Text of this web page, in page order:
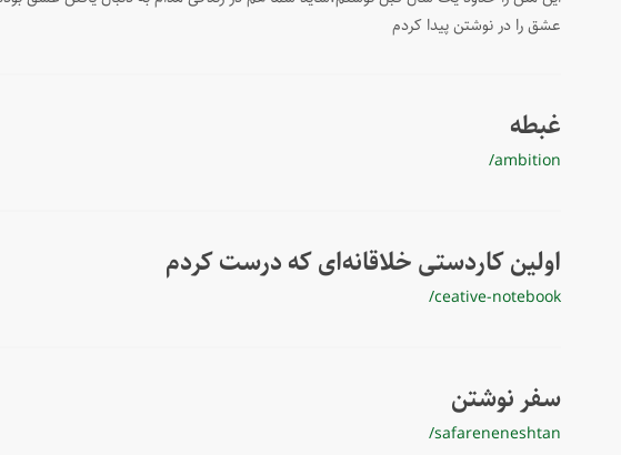
عشق را در نوشتن پیدا کردم
غبطه
/ambition
اولین کاردستی خلاقانه‌ای که درست کردم
/ceative-notebook
سفر نوشتن
/safareneneshtan